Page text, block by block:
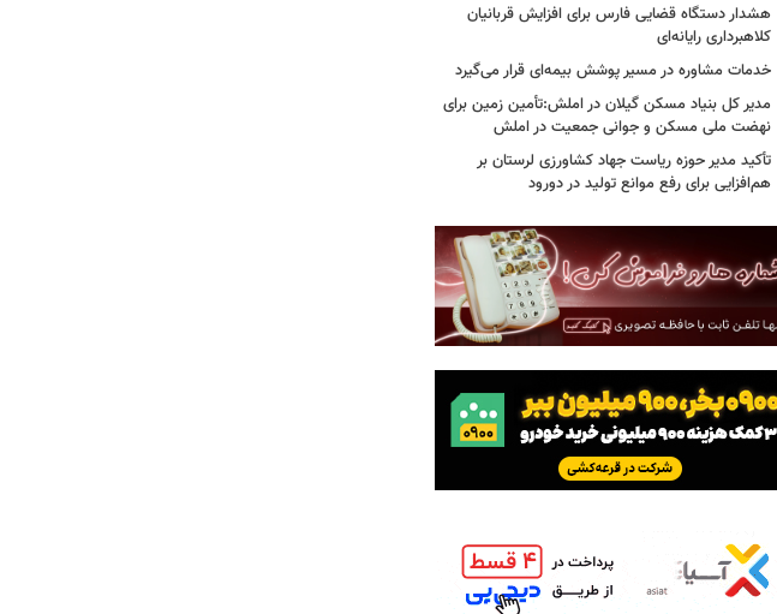
هشدار دستگاه قضایی فارس برای افزایش قربانیان
کلاهبرداری رایانه‌ای
خدمات مشاوره در مسیر پوشش بیمه‌ای قرار می‌گیرد
مدیر کل بنیاد مسکن گیلان در املش:تأمین زمین برای
نهضت ملی مسکن و جوانی جمعیت در املش
تأکید مدیر حوزه ریاست جهاد کشاورزی لرستان بر
هم‌افزایی برای رفع موانع تولید در دورود